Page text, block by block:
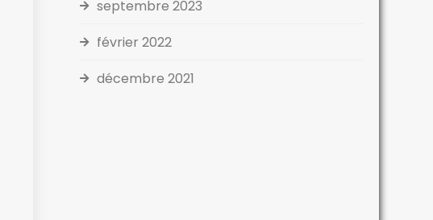
septembre 2023
février 2022
décembre 2021